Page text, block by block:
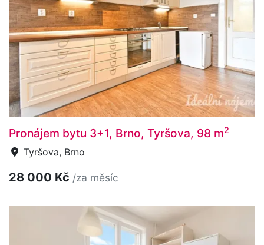
Pronájem bytu 3+1, Brno, Tyršova, 98 m2
Tyršova, Brno
28 000 Kč /za měsíc